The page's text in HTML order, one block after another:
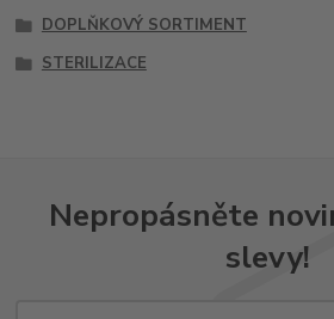
DOPLŇKOVÝ SORTIMENT
STERILIZACE
Nepropásněte
slevy!